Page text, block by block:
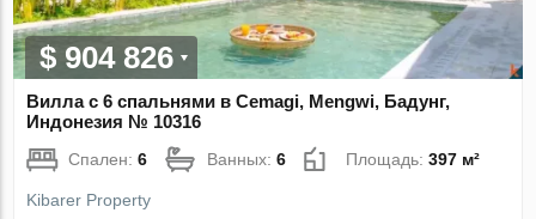
$ 904 826
Вилла с 6 спальнями в Cemagi, Mengwi, Бадунг,
Индонезия № 10316
Спален:6 Ванных:6 Площадь:397 м²
Kibarer Property